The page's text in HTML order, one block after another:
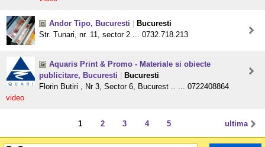
Andor Tipo, Bucuresti
Bucuresti
Str. Tunari, nr. 11, sector 2 ... 0732.718.213
Aquaris Print & Promo - Materiale si obiecte
publicitare, Bucuresti
Bucuresti
Florin Butiri , Nr 3, Sector 6, Bucurest .. ... 0722408864
video
ultima
1 2 3 4 5